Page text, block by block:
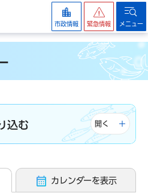
市政情報 緊急情報 メニュー
込む 開く
カレンダーを表示